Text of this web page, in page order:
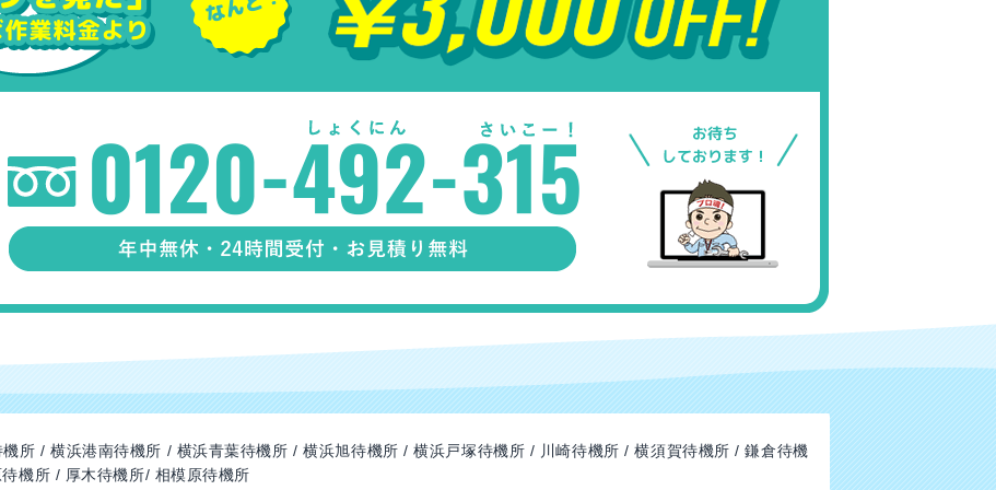
所 / 横浜港南待機所 / 横浜青葉待機所 / 横浜旭待機所 / 横浜戸塚待機所 / 川崎待機所 / 横須賀待機所 / 鎌倉待機
機所 / 厚木待機所/ 相模原待機所